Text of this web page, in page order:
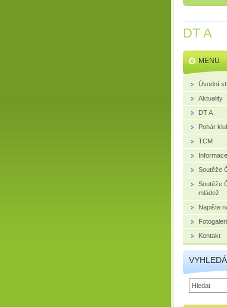
DT A
MENU
Úvodní
Aktuality
DT A
Pohár
TCM
Soutěže
Soutěže
mládež
Napište
Kontakt